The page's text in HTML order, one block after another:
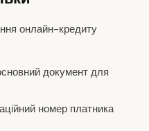
онлайн-кредиту
документ для
номер платника